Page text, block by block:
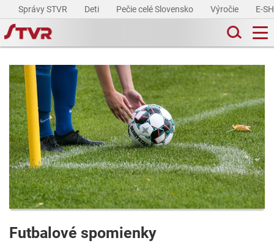
Správy STVR Deti Pečie celé Slovensko Výročie E-
Futbalové spomienky